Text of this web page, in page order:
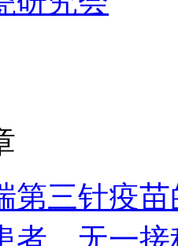
第三针疫
者，无一